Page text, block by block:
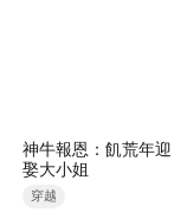
神牛報恩：飢荒年迎
娶大小姐
穿越